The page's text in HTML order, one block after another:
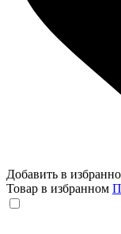
Добавить в
Товар в избранном